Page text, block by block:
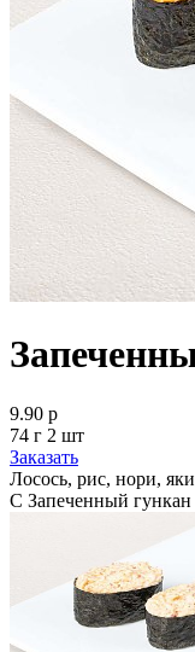
9.90 р
74 г 2 шт
Заказать
Лосось, рис, нори, яки
С Запеченный гункан